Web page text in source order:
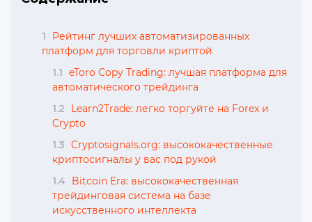
1
Рейтинг лучших автоматизированных
платформ для торговли криптой
1.1 eToro Copy Trading: лучшая платформа для
автоматического трейдинга
1.2
Learn2Trade: легко торгуйте на Forex и
Crypto
1.3 Cryptosignals.org: высококачественные
криптосигналы у вас под рукой
1.4 Bitcoin Era: высококачественная
трейдинговая система на базе
искусственного интеллекта